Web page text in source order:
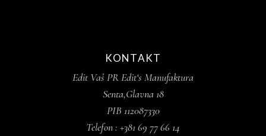
KONTAKT
Edit Vaš PR Edit‘s Manufaktura
Senta,Glavna 18
PIB 112087330
Telefon : +381 69 77 66 14